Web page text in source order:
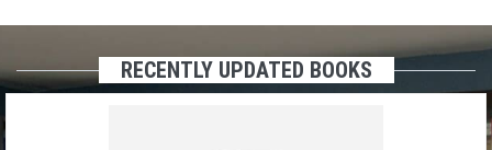
RECENTLY UPDATED BOOKS